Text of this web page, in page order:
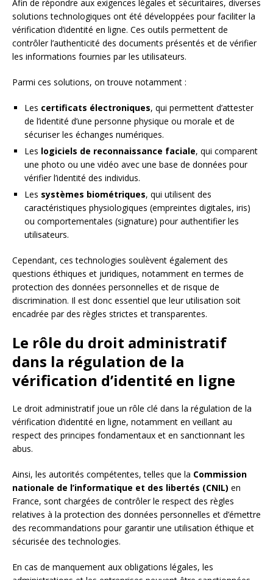
Afin de répondre aux exigences légales et sécuritaires, diverses
solutions technologiques ont été développées pour faciliter la
vérification d’identité en ligne. Ces outils permettent de
contrôler l’authenticité des documents présentés et de vérifier
les informations fournies par les utilisateurs.
Parmi ces solutions, on trouve notamment :
Les certificats électroniques, qui permettent d’attester
de l’identité d’une personne physique ou morale et de
sécuriser les échanges numériques.
Les logiciels de reconnaissance faciale, qui comparent
une photo ou une vidéo avec une base de données pour
vérifier l’identité des individus.
Les systèmes biométriques, qui utilisent des
caractéristiques physiologiques (empreintes digitales, iris)
ou comportementales (signature) pour authentifier les
utilisateurs.
Cependant, ces technologies soulèvent également des
questions éthiques et juridiques, notamment en termes de
protection des données personnelles et de risque de
discrimination. Il est donc essentiel que leur utilisation soit
encadrée par des règles strictes et transparentes.
Le rôle du droit administratif
dans la régulation de la
vérification d’identité en ligne
Le droit administratif joue un rôle clé dans la régulation de la
vérification d’identité en ligne, notamment en veillant au
respect des principes fondamentaux et en sanctionnant les
abus.
Ainsi, les autorités compétentes, telles que la Commission
nationale de l’informatique et des libertés (CNIL) en
France, sont chargées de contrôler le respect des règles
relatives à la protection des données personnelles et d’émettre
des recommandations pour garantir une utilisation éthique et
sécurisée des technologies.
En cas de manquement aux obligations légales, les